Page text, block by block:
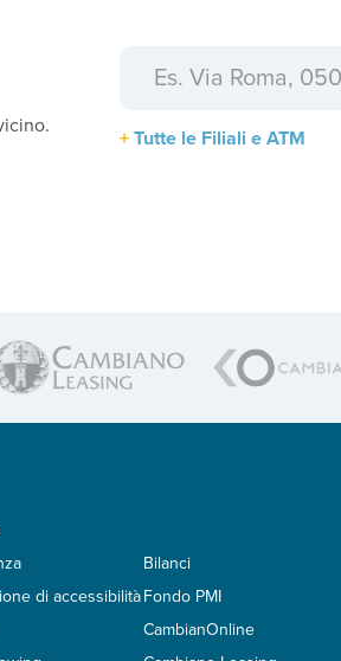
Tutte le Filiali e ATM
di accessibilità
Bilanci
Fondo PMI
CambianOnline